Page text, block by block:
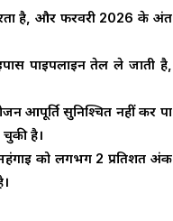
है, और फरवरी 2026 के अंत
पाइपलाइन तेल ले जाती है,
आपूर्ति सुनिश्चित नहीं कर पा
है।
को लगभग 2 प्रतिशत अंक